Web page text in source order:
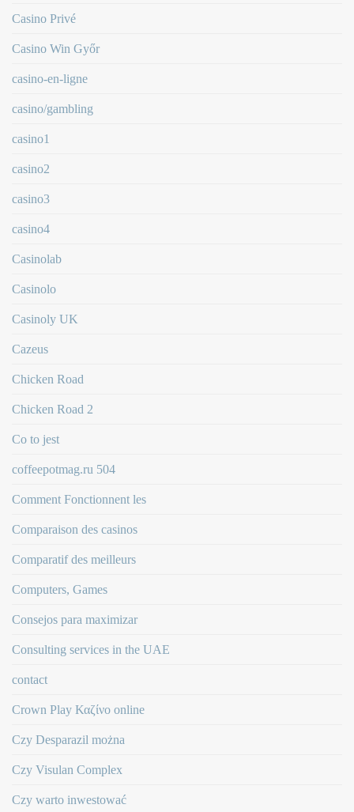
Casino Privé
Casino Win Győr
casino-en-ligne
casino/gambling
casino1
casino2
casino3
casino4
Casinolab
Casinolo
Casinoly UK
Cazeus
Chicken Road
Chicken Road 2
Co to jest
coffeepotmag.ru 504
Comment Fonctionnent les
Comparaison des casinos
Comparatif des meilleurs
Computers, Games
Consejos para maximizar
Consulting services in the UAE
contact
Crown Play Καζίνο online
Czy Desparazil można
Czy Visulan Complex
Czy warto inwestować